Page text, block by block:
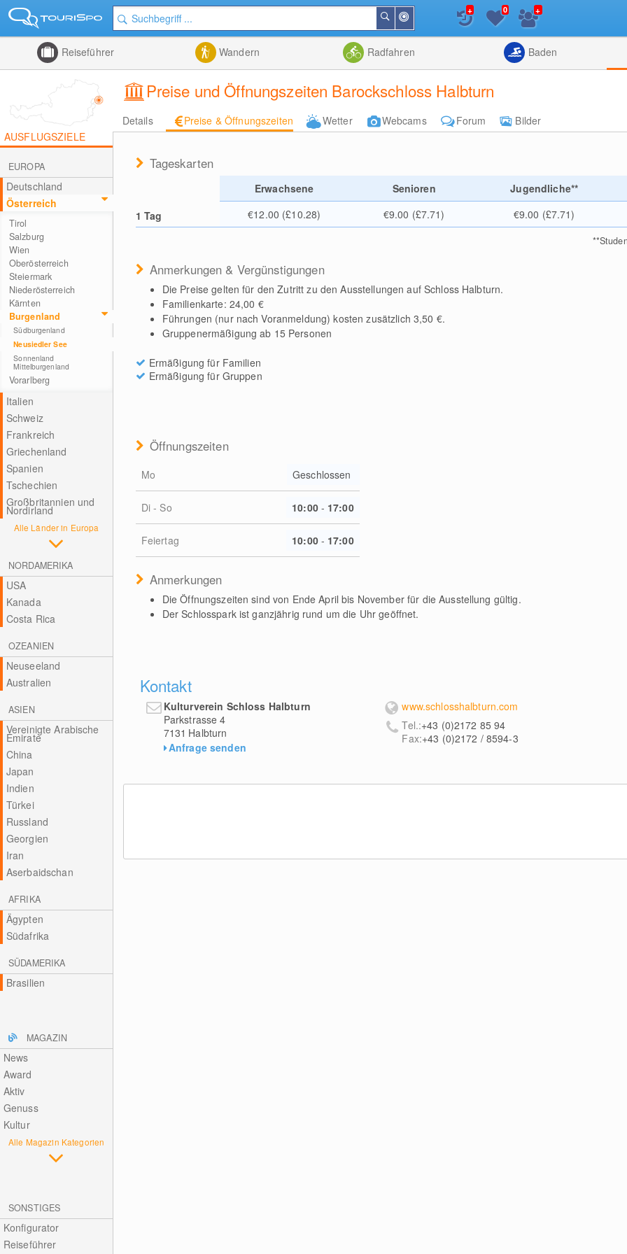
der
Suchen
Listenansicht
+ 0 +
Reiseführer Wandern Radfahren Baden
Preise und Öffnungszeiten Barockschloss Halbturn
Details Preise & Öffnungszeiten Wetter Webcams Forum
Bilder
AUSFLUGSZIELE
EUROPA
Deutschland
Österreich
Tirol
Salzburg
Wien
Oberösterreich
Steiermark
Niederösterreich
Kärnten
Burgenland
Südburgenland
Neusiedler See
Sonnenland
Mittelburgenland
Vorarlberg
Italien
Schweiz
Frankreich
Griechenland
Spanien
Tschechien
Großbritannien und
Nordirland
Alle Länder in Europa
NORDAMERIKA
USA
Kanada
Costa Rica
OZEANIEN
Neuseeland
Australien
ASIEN
Vereinigte Arabische
Emirate
China
Japan
Indien
Türkei
Russland
Georgien
Iran
Aserbaidschan
AFRIKA
Ägypten
Südafrika
SÜDAMERIKA
Brasilien
MAGAZIN
News
Award
Aktiv
Genuss
Kultur
Alle Magazin Kategorien
SONSTIGES
Konfigurator
Reiseführer
Tageskarten
Erwachsene Senioren Jugendliche**
1 Tag
€12.00 (£10.28) €9.00 (£7.71) €9.00 (£7.71)
**
Anmerkungen & Vergünstigungen
Die Preise gelten für den Zutritt zu den Ausstellungen auf Schloss Halbturn.
Familienkarte: 24,00 €
Führungen (nur nach Voranmeldung) kosten zusätzlich 3,50 €.
Gruppenermäßigung ab 15 Personen
Ermäßigung für Familien
Ermäßigung für Gruppen
Öffnungszeiten
Mo Geschlossen
Di - So 10:00 - 17:00
Feiertag 10:00 - 17:00
Anmerkungen
Die Öffnungszeiten sind von Ende April bis November für die Ausstellung gültig.
Der Schlosspark ist ganzjährig rund um die Uhr geöffnet.
Kontakt
Kulturverein Schloss Halbturn
Parkstrasse 4
7131 Halbturn
Anfrage senden
www.schlosshalbturn.com
Tel.:+43 (0)2172 85 94
Fax:+43 (0)2172 / 8594-3